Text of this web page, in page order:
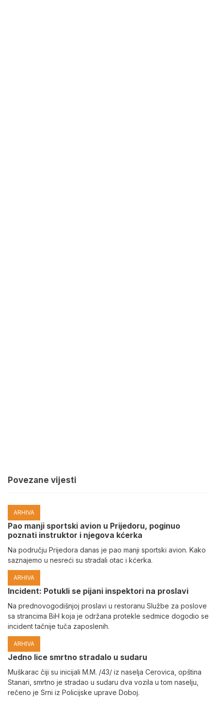
Povezane vijesti
ARHIVA
Pao manji sportski avion u Prijedoru, poginuo
poznati instruktor i njegova kćerka
Na području Prijedora danas je pao manji sportski avion. Kako
saznajemo u nesreći su stradali otac i kćerka.
ARHIVA
Incident: Potukli se pijani inspektori na proslavi
Na prednovogodišnjoj proslavi u restoranu Službe za poslove
sa strancima BiH koja je održana protekle sedmice dogodio se
incident tačnije tuča zaposlenih.
ARHIVA
Јedno lice smrtno stradalo u sudaru
Muškarac čiji su inicijali M.M. /43/ iz naselja Cerovica, opština
Stanari, smrtno je stradao u sudaru dva vozila u tom naselju,
rečeno je Srni iz Policijske uprave Doboj.